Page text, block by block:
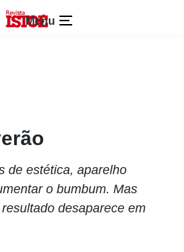
Menu
de estética, aparelho
o bumbum. Mas
desaparece em